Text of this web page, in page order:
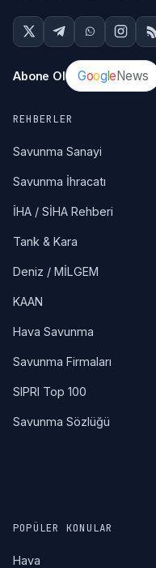
Abone Ol GoogleNews
REHBERLER
Savunma Sanayi
Savunma İhracatı
İHA / SİHA Rehberi
Tank & Kara
Deniz / MİLGEM
KAAN
Hava Savunma
Savunma Firmaları
SIPRI Top 100
Savunma Sözlüğü
POPÜLER KONULAR
Hava